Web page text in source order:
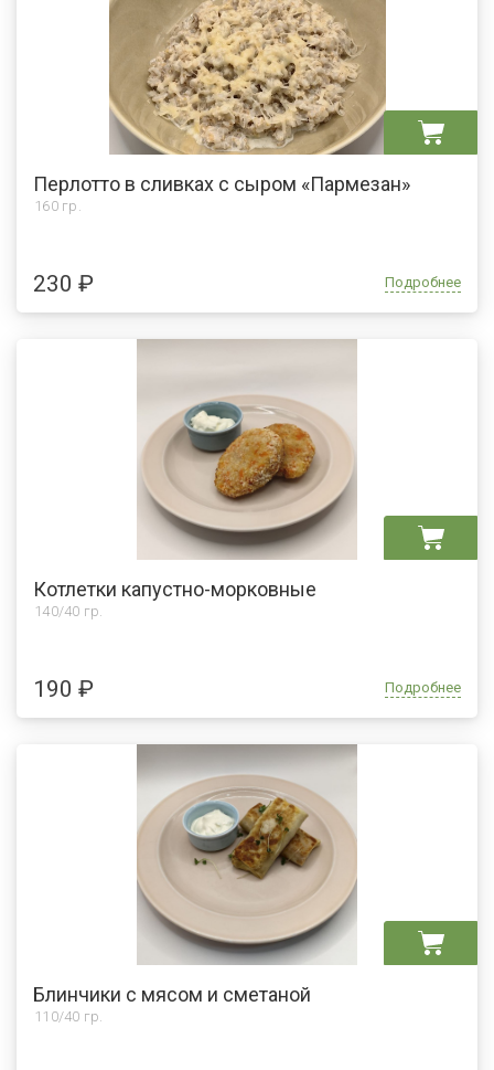
Перлотто в сливках с сыром «Пармезан»
160 гр.
230 ₽ Подробнее
Котлетки капустно-морковные
140/40 гр.
190 ₽ Подробнее
Блинчики с мясом и сметаной
110/40 гр.